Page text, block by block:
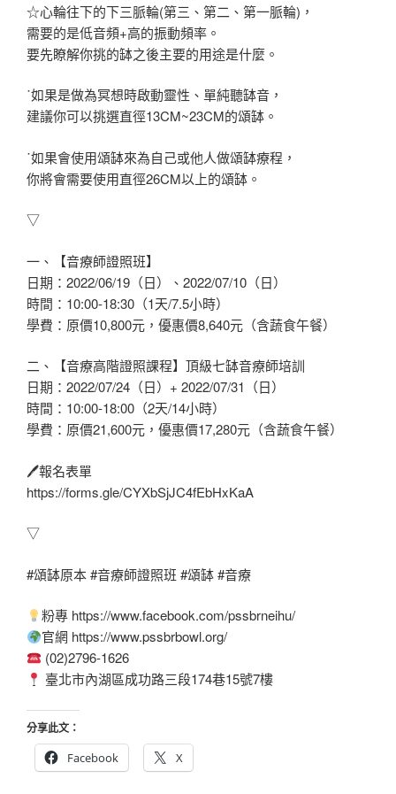
☆心輪往下的下三脈輪(第三、第二、第一脈輪)，
需要的是低音頻+高的振動頻率。
要先瞭解你挑的缽之後主要的用途是什麼。
˙如果是做為冥想時啟動靈性、單純聽缽音，
建議你可以挑選直徑13CM~23CM的頌缽。
˙如果會使用頌缽來為自己或他人做頌缽療程，
你將會需要使用直徑26CM以上的頌缽。
▽
一、【音療師證照班】
日期：2022/06/19（日）、2022/07/10（日）
時間：10:00-18:30（1天/7.5小時）
學費：原價10,800元，優惠價8,640元（含蔬食午餐）
二、【音療高階證照課程】頂級七缽音療師培訓
日期：2022/07/24（日）+ 2022/07/31（日）
時間：10:00-18:00（2天/14小時）
學費：原價21,600元，優惠價17,280元（含蔬食午餐）
🖊報名表單
https://forms.gle/CYXbSjJC4fEbHxKaA
▽
#頌缽原本 #音療師證照班 #頌缽 #音療
粉專 https://www.facebook.com/pssbrneihu/
官網 https://www.pssbrbowl.org/
(02)2796-1626
臺北市內湖區成功路三段174巷15號7樓
分享此文：
Facebook
X